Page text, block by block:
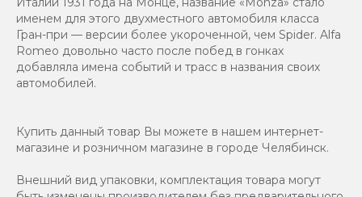
именем для этого двухместного автомобиля класса
Гран-при — версии более укороченной, чем Spider. Alfa
Romeo довольно часто после побед в гонках
добавляла имена событий и трасс в названия своих
автомобилей.
Купить данный товар Вы можете в нашем интернет-
магазине и розничном магазине в городе Челябинск.
Внешний вид упаковки, комплектация товара могут